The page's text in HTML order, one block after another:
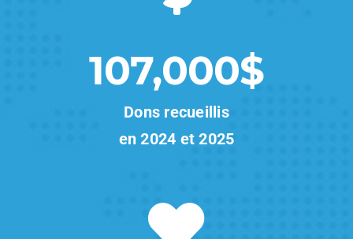
107,000$
Dons recueillis
en 2024 et 2025